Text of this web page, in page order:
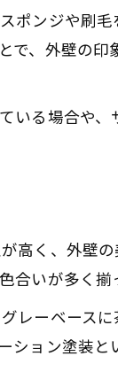
ポンジや刷
で、外壁の印
いる場合や、
高く、外壁
いが多く揃
レーベース
ション塗装と